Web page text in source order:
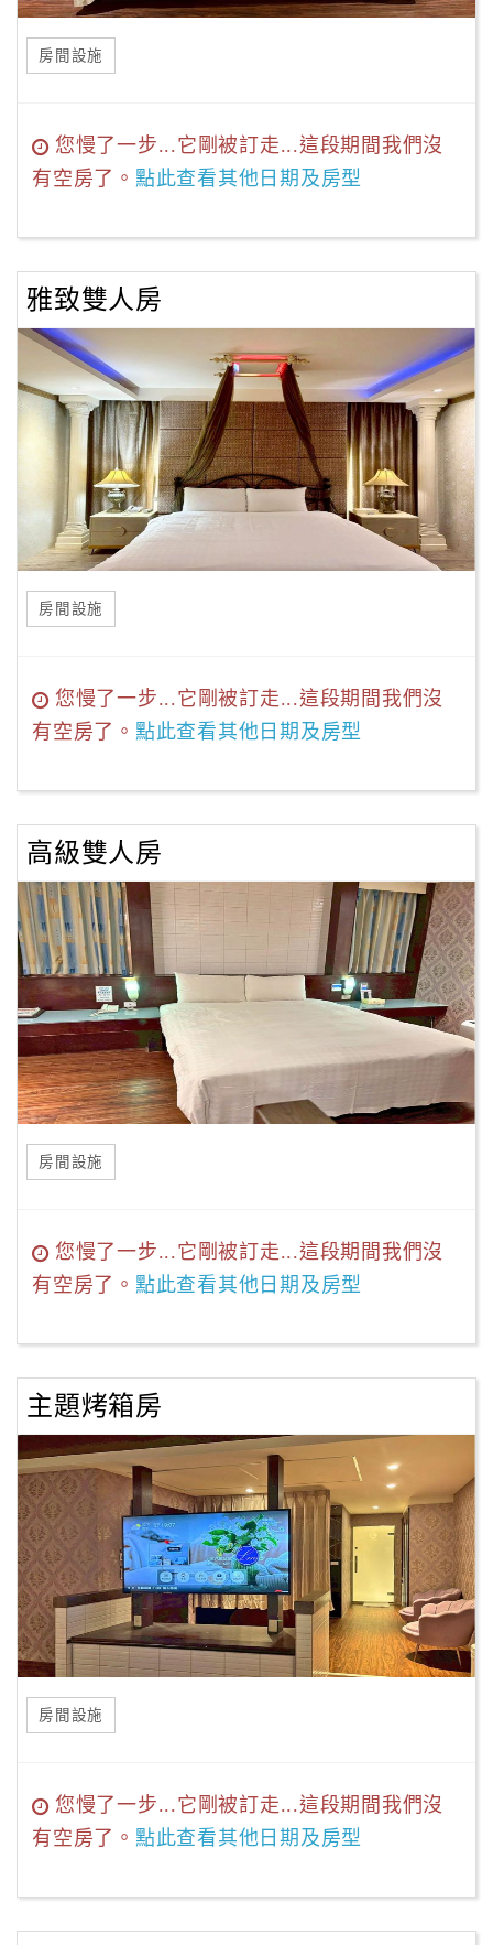
房間設施
您慢了一步...它剛被訂走...這段期間我們沒
有空房了。 點此查看其他日期及房型
雅致雙人房
房間設施
您慢了一步...它剛被訂走...這段期間我們沒
有空房了。 點此查看其他日期及房型
高級雙人房
房間設施
您慢了一步...它剛被訂走...這段期間我們沒
有空房了。 點此查看其他日期及房型
主題烤箱房
房間設施
您慢了一步...它剛被訂走...這段期間我們沒
有空房了。 點此查看其他日期及房型